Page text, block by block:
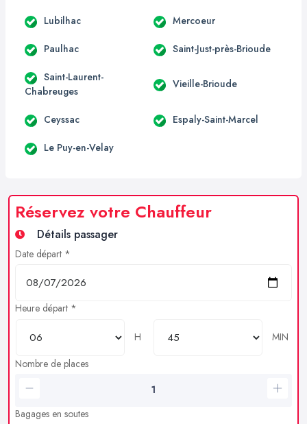
Lubilhac Mercoeur
Paulhac Saint-Just-près-Brioude
Saint-Laurent-
Chabreuges
Vieille-Brioude
Ceyssac Espaly-Saint-Marcel
Le Puy-en-Velay
Réservez votre Chauffeur
Détails passager
Date départ *
Heure départ *
H
MIN
Nombre de places
Bagages en soutes